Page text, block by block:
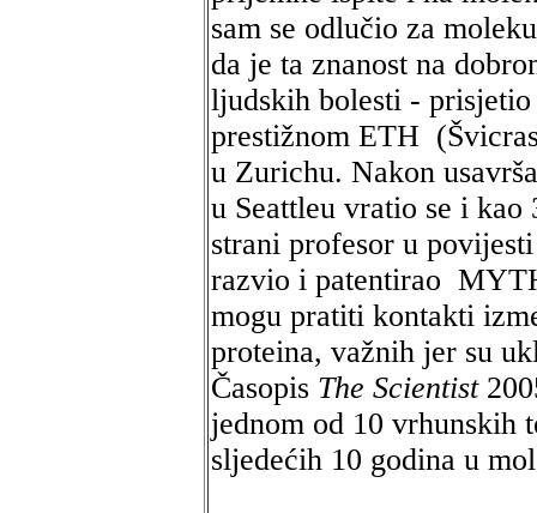
sam se odlučio za
da je ta znanost na
ljudskih bolesti -
prestižnom ETH
u Zurichu. Nakon
u Seattleu vratio se i
strani profesor u
razvio i patentirao
mogu pratiti kontakti
proteina, važnih jer su
Časopis The Scientist
jednom od 10 vrhunskih
sljedećih 10 godina u